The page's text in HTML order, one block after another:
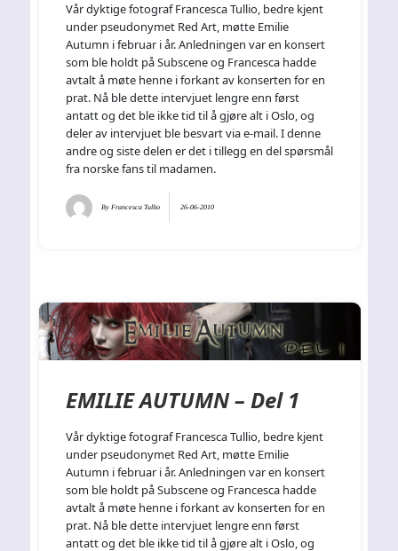
Vår dyktige fotograf Francesca Tullio, bedre kjent
under pseudonymet Red Art, møtte Emilie
Autumn i februar i år. Anledningen var en konsert
som ble holdt på Subscene og Francesca hadde
avtalt å møte henne i forkant av konserten for en
prat. Nå ble dette intervjuet lengre enn først
antatt og det ble ikke tid til å gjøre alt i Oslo, og
deler av intervjuet ble besvart via e-mail. I denne
andre og siste delen er det i tillegg en del spørsmål
fra norske fans til madamen.
ByFrancesca Tullio 26-06-2010
EMILIE AUTUMN – Del 1
Vår dyktige fotograf Francesca Tullio, bedre kjent
under pseudonymet Red Art, møtte Emilie
Autumn i februar i år. Anledningen var en konsert
som ble holdt på Subscene og Francesca hadde
avtalt å møte henne i forkant av konserten for en
prat. Nå ble dette intervjuet lengre enn først
antatt og det ble ikke tid til å gjøre alt i Oslo, og